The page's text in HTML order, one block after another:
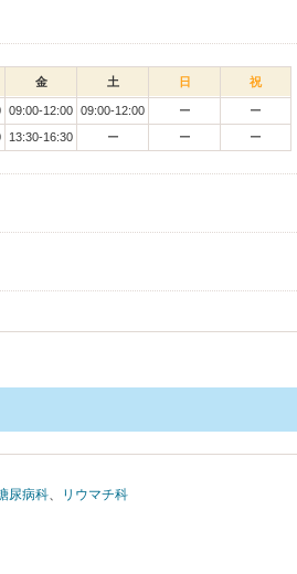
金 土 日 祝
09:00-12:00 09:00-12:00 ー
ー
13:30-16:30 ー ー ー
尿病科、 リウマチ科